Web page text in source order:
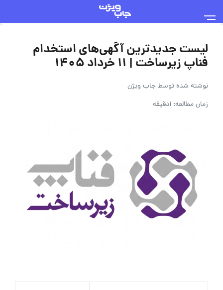
لیست جدیدترین آگهی‌های استخدام
فناپ زیرساخت | ۱۱ خرداد ۱۴۰۵
نوشته شده توسطجاب ویژن
زمان مطالعه: 1دقیقه